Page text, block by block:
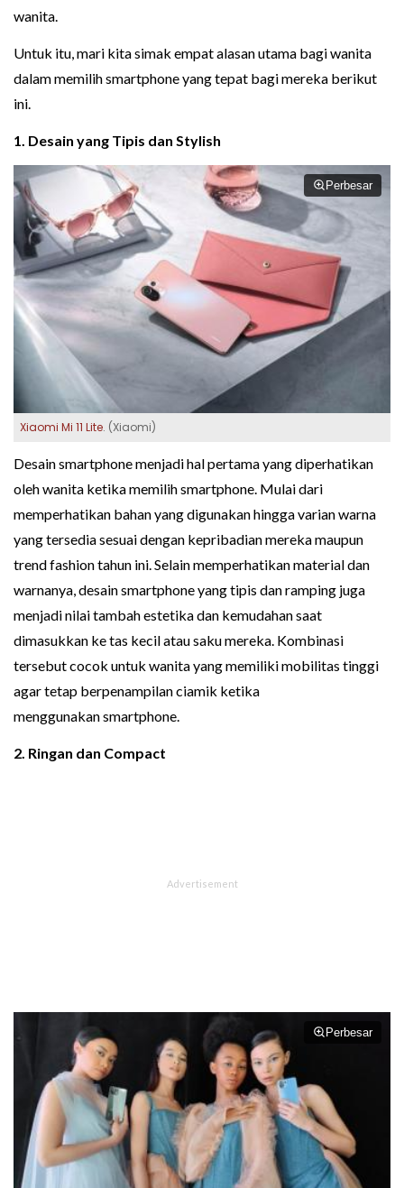
wanita.
Untuk itu, mari kita simak empat alasan utama bagi wanita
dalam memilih smartphone yang tepat bagi mereka berikut
ini.
1. Desain yang Tipis dan Stylish
Perbesar
Xiaomi Mi 11 Lite. (Xiaomi)
Desain smartphone menjadi hal pertama yang diperhatikan
oleh wanita ketika memilih smartphone. Mulai dari
memperhatikan bahan yang digunakan hingga varian warna
yang tersedia sesuai dengan kepribadian mereka maupun
trend fashion tahun ini. Selain memperhatikan material dan
warnanya, desain smartphone yang tipis dan ramping juga
menjadi nilai tambah estetika dan kemudahan saat
dimasukkan ke tas kecil atau saku mereka. Kombinasi
tersebut cocok untuk wanita yang memiliki mobilitas tinggi
agar tetap berpenampilan ciamik ketika
menggunakan smartphone.
2. Ringan dan Compact
Perbesar